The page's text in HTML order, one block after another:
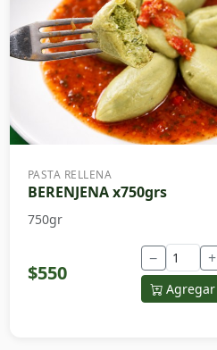
PASTA RELLENA
BERENJENA x750grs
750gr
$550
− +
Agregar